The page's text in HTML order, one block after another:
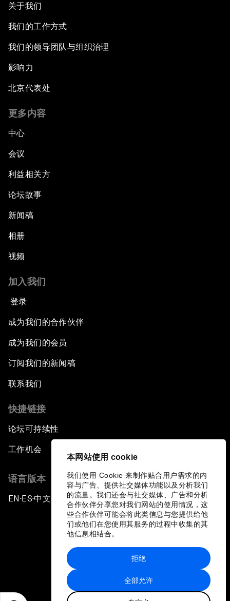
本网站使用 cookie
我们使用 Cookie 来制作贴合用户需求的内
容与广告、提供社交媒体功能以及分析我们
的流量。我们还会与社交媒体、广告和分析
合作伙伴分享您对我们网站的使用情况，这
些合作伙伴可能会将此类信息与您提供给他
们或他们在您使用其服务的过程中收集的其
他信息相结合。
全部允许
拒绝
关于我们
我们的工作方式
我们的领导团队与组织治理
影响力
北京代表处
更多内容
中心
会议
利益相关方
论坛故事
新闻稿
相册
视频
加入我们
登录
成为我们的合作伙伴
成为我们的会员
订阅我们的新闻稿
联系我们
快捷链接
论坛可持续性
工作机会
语言版本
EN ▪ES▪中文▪ 日本語
站点地图